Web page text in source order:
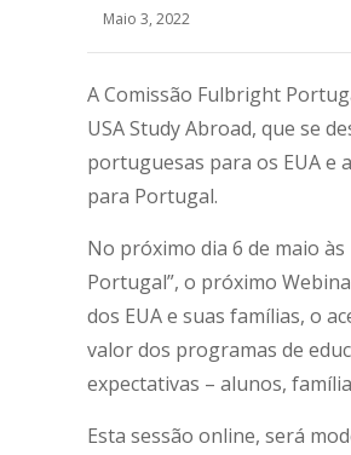
Maio 3, 2022
A Comissão Fulbright
USA Study Abroad, que se
portuguesas para os EUA e
para Portugal.
No próximo dia 6 de maio
Portugal”, o próximo
dos EUA e suas famílias, o
valor dos programas de
expectativas – alunos,
Esta sessão online, será